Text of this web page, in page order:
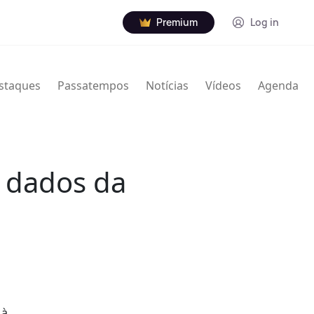
Premium Log in
Passatempos Notícias Vídeos Agenda
da